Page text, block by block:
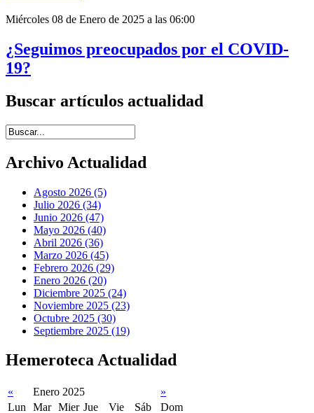
Miércoles 08 de Enero de 2025 a las 06:00
¿Seguimos preocupados por el COVID-
19?
Buscar artículos actualidad
Introduce términos de búsqueda
Archivo Actualidad
Agosto 2026 (5)
Julio 2026 (34)
Junio 2026 (47)
Mayo 2026 (40)
Abril 2026 (36)
Marzo 2026 (45)
Febrero 2026 (29)
Enero 2026 (20)
Diciembre 2025 (24)
Noviembre 2025 (23)
Octubre 2025 (30)
Septiembre 2025 (19)
Hemeroteca Actualidad
« Enero 2025
»
Lun
Mar Mier Jue Vie Sáb
Dom